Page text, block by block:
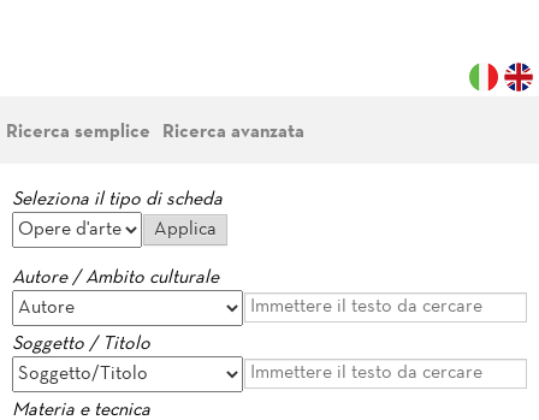
Ricerca semplice Ricerca avanzata
Seleziona il tipo di scheda
Autore / Ambito culturale
Soggetto / Titolo
Materia e tecnica